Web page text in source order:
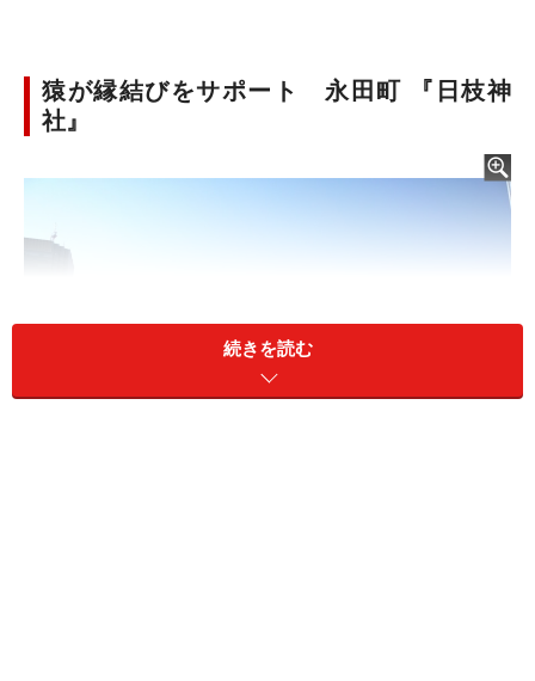
猿が縁結びをサポート 永田町 『日枝神
社』
続きを読む